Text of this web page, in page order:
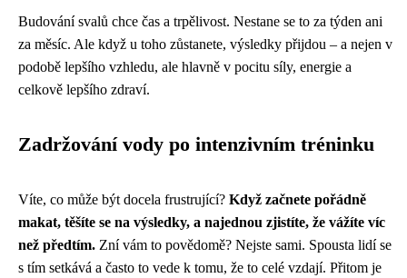
Budování svalů chce čas a trpělivost. Nestane se to za týden ani
za měsíc. Ale když u toho zůstanete, výsledky přijdou – a nejen v
podobě lepšího vzhledu, ale hlavně v pocitu síly, energie a
celkově lepšího zdraví.
Zadržování vody po intenzivním tréninku
Víte, co může být docela frustrující? Když začnete pořádně
makat, těšíte se na výsledky, a najednou zjistíte, že vážíte víc
než předtím. Zní vám to povědomě? Nejste sami. Spousta lidí se
s tím setkává a často to vede k tomu, že to celé vzdají. Přitom je